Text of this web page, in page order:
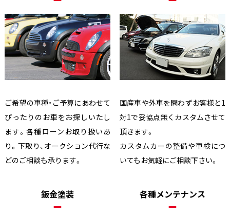
ご希望の車種・ご予算にあわせて
ぴったりのお車をお探しいたし
ます。各種ローンお取り扱いあ
り。下取り、オークション代行な
どのご相談も承ります。
国産車や外車を問わずお客様と1
対1で妥協点無くカスタムさせて
頂きます。
カスタムカーの整備や車検につ
いてもお気軽にご相談下さい。
鈑金塗装 各種メンテナンス